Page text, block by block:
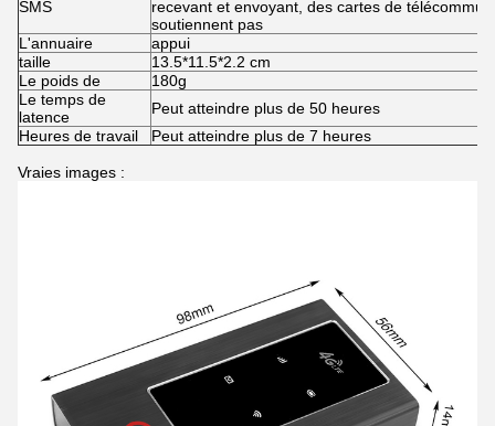
SMS
recevant et envoyant, des cartes de
soutiennent pas
L'annuaire
appui
taille
13.5*11.5*2.2 cm
Le poids de
180g
Le temps de
latence
Peut atteindre plus de 50 heures
Heures de travail
Peut atteindre plus de 7 heures
Vraies images :